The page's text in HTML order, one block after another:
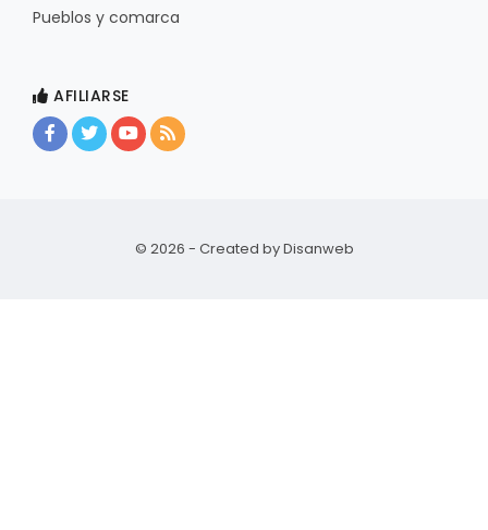
Pueblos y comarca
AFILIARSE
© 2026 - Created byDisanweb